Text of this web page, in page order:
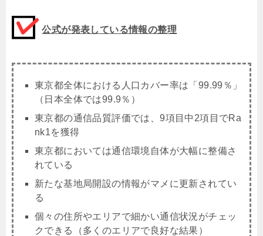
公式が発表している情報の整理
東京都全体における人口カバー率は「99.99％」
（日本全体では99.9％）
東京都の通信品質評価では、9項目中2項目でRa
nk1を獲得
東京都においては通信環境自体が大幅に整備さ
れている
新たな基地局開設の情報がマメに更新されてい
る
個々の住所やエリアで細かい通信状況がチェッ
クできる（多くのエリアで良好な結果）